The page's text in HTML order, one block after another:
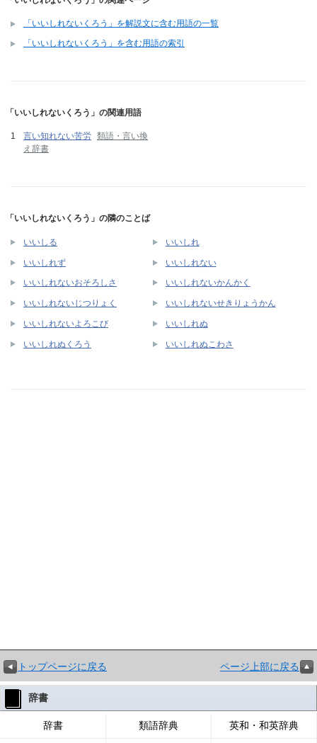
「いいしれないくろう」を解説文に含む用語の一覧
「いいしれないくろう」を含む用語の索引
「いいしれないくろう」の関連用語
言い知れない苦労 類語・言い換
え辞書
「いいしれないくろう」の隣のことば
いいしる いいしれ
いいしれず いいしれない
いいしれないおそろしさ いいしれないかんかく
いいしれないじつりょく いいしれないせきりょうかん
いいしれないよろこび いいしれぬ
いいしれぬくろう いいしれぬこわさ
トップページに戻る ページ上部に戻る
辞書
辞書 類語辞典 英和・和英辞典